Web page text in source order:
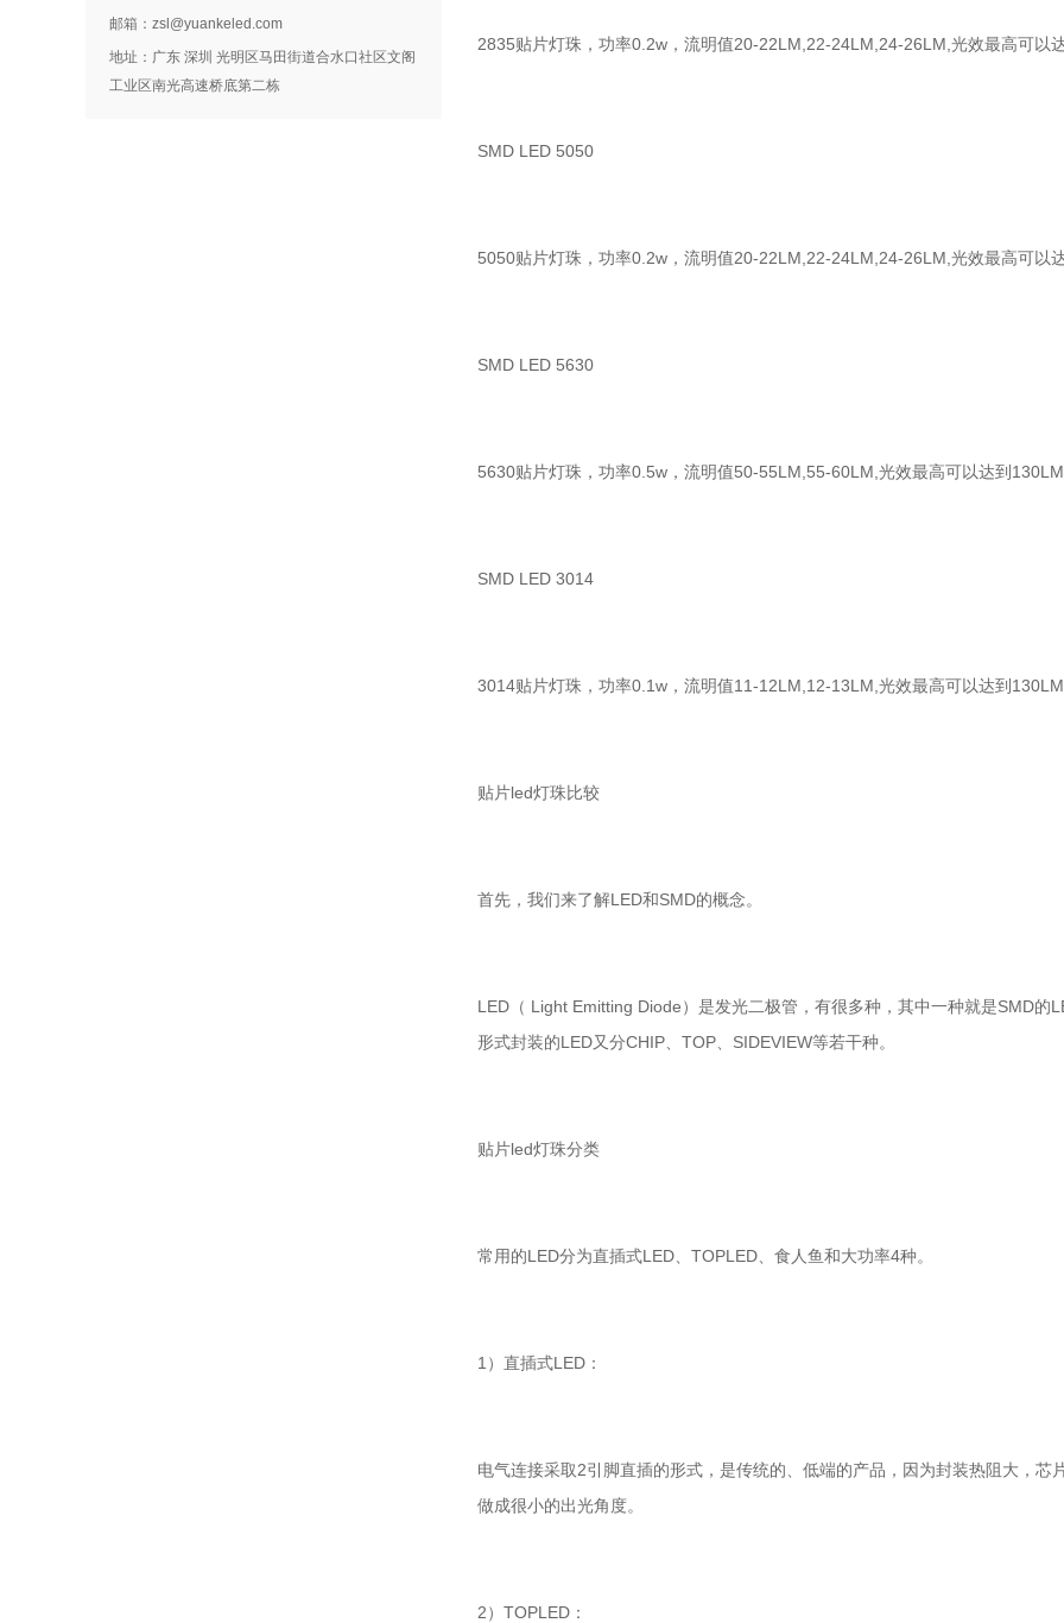
邮箱：zsl@yuankeled.com
地址：广东 深圳 光明区马田街道合水口社区文阁
工业区南光高速桥底第二栋
2835贴片灯珠，功率0.2w，流明值20-22LM,22-24LM,24-26LM,光效最高可以
SMD LED 5050
5050贴片灯珠，功率0.2w，流明值20-22LM,22-24LM,24-26LM,光效最高可以
SMD LED 5630
5630贴片灯珠，功率0.5w，流明值50-55LM,55-60LM,光效最高可以达到130LM/
SMD LED 3014
3014贴片灯珠，功率0.1w，流明值11-12LM,12-13LM,光效最高可以达到130LM/
贴片led灯珠比较
首先，我们来了解LED和SMD的概念。
LED（ Light Emitting Diode）是发光二极管，有很多种，其中一种就是SMD
形式封装的LED又分CHIP、TOP、SIDEVIEW等若干种。
贴片led灯珠分类
常用的LED分为直插式LED、TOPLED、食人鱼和大功率4种。
1）直插式LED：
电气连接采取2引脚直插的形式，是传统的、低端的产品，因为封装热阻大，
做成很小的出光角度。
2）TOPLED：